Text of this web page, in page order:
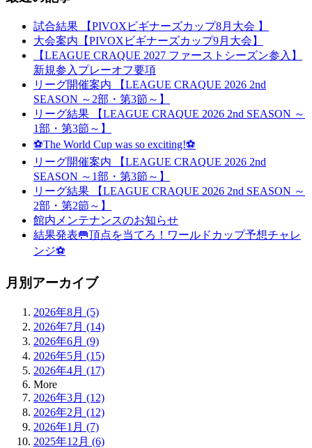
試合結果 【PIVOXビギナーズカップ8月大会 】
大会案内【PIVOXビギナーズカップ9月大会】
【LEAGUE CRAQUE 2027 ファーストシーズン参入】
新規参入プレーオフ要項
リーグ開催案内 【LEAGUE CRAQUE 2026 2nd
SEASON ～2部・第3節～】
リーグ結果 【LEAGUE CRAQUE 2026 2nd SEASON ～
1部・第3節～】
⚽The World Cup was so exciting!⚽
リーグ開催案内 【LEAGUE CRAQUE 2026 2nd
SEASON ～1部・第3節～】
リーグ結果 【LEAGUE CRAQUE 2026 2nd SEASON ～
2部・第2節～】
館内メンテナンスのお知らせ
結果発表🥅頂点を当てろ！ワールドカップ予想チャレ
ンジ⚽
月別アーカイブ
2026年8月 (5)
2026年7月 (14)
2026年6月 (9)
2026年5月 (15)
2026年4月 (17)
More
2026年3月 (12)
2026年2月 (12)
2026年1月 (7)
2025年12月 (6)